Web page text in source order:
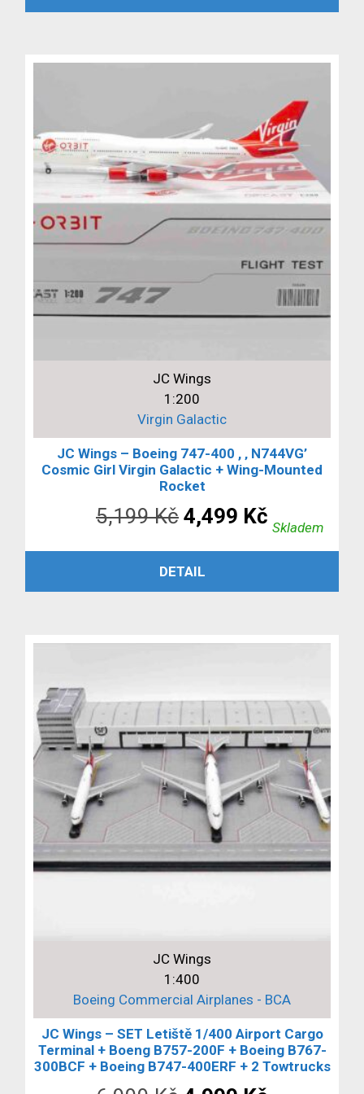
JC Wings
1:200
Virgin Galactic
JC Wings – Boeing 747-400 , ‚ N744VG’
Cosmic Girl Virgin Galactic + Wing-Mounted
Rocket
5,199Kč Původní
cena
byla:
4,499 Kč
cena
Skladem
PŘIDAT DO KOŠÍKU
DETAIL
JC Wings
1:400
Boeing Commercial Airplanes - BCA
JC Wings – SET Letiště 1/400 Airport Cargo
Terminal + Boeng B757-200F + Boeing B767-
300BCF + Boeing B747-400ERF + 2 Towtrucks